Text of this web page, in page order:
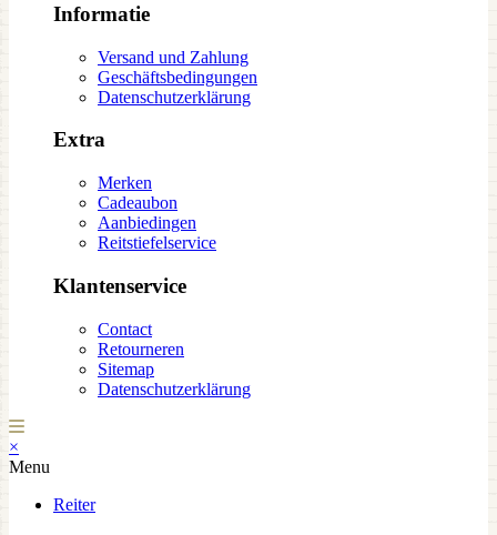
Informatie
Versand und Zahlung
Geschäftsbedingungen
Datenschutzerklärung
Extra
Merken
Cadeaubon
Aanbiedingen
Reitstiefelservice
Klantenservice
Contact
Retourneren
Sitemap
Datenschutzerklärung
×
Menu
Reiter